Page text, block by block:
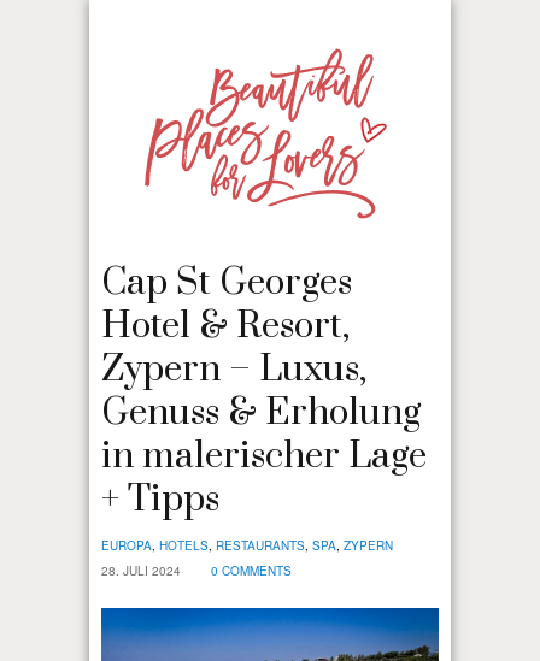
Cap St Georges
Hotel & Resort,
Zypern – Luxus,
Genuss & Erholung
in malerischer Lage
+ Tipps
EUROPA, HOTELS, RESTAURANTS, SPA, ZYPERN
28. JULI 2024
0 COMMENTS